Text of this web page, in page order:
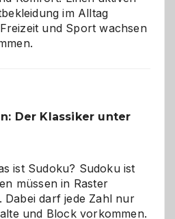
im Alltag
und Sport wachsen
Der Klassiker unter
ist Sudoku? Sudoku ist
müssen in Raster
Dabei darf jede Zahl nur
und Block vorkommen.